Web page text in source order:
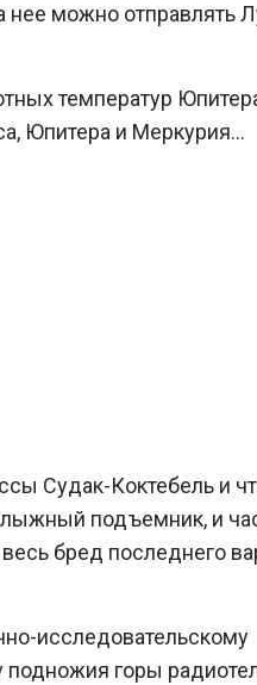
нее можно отправлять
температур
Юпитера и Меркурия…
Судак-Коктебель и
лыжный подъемник, и
бред последнего
исследовательскому
горы